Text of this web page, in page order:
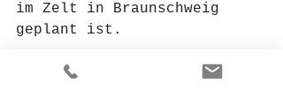
im Zelt in Braunschweig
geplant ist.
OVAG Neujahrsvarieté in